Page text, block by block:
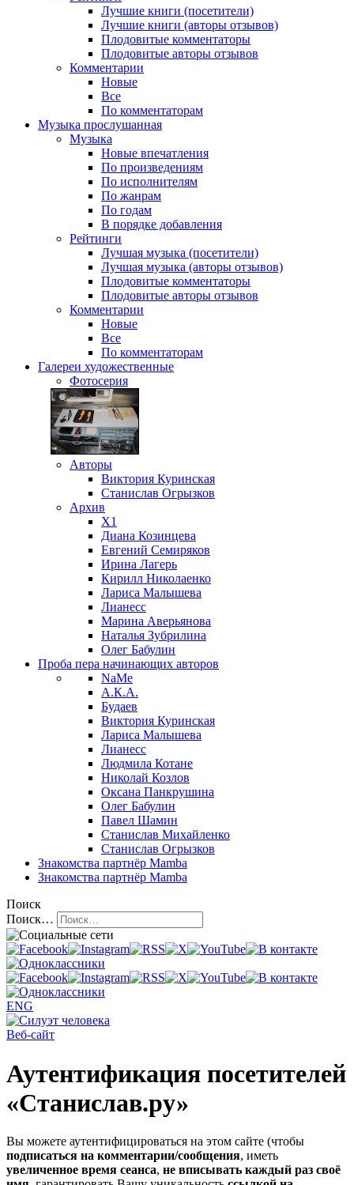
Лучшие книги (посетители)
Лучшие книги (авторы отзывов)
Плодовитые комментаторы
Плодовитые авторы отзывов
Комментарии
Новые
Все
По комментаторам
Музыка прослушанная
Музыка
Новые впечатления
По произведениям
По исполнителям
По жанрам
По годам
В порядке добавления
Рейтинги
Лучшая музыка (посетители)
Лучшая музыка (авторы отзывов)
Плодовитые комментаторы
Плодовитые авторы отзывов
Комментарии
Новые
Все
По комментаторам
Галереи художественные
Фотосерия
Авторы
Виктория Куринская
Станислав Огрызков
Архив
X1
Диана Козинцева
Евгений Семиряков
Ирина Лагерь
Кирилл Николаенко
Лариса Малышева
Лианесс
Марина Аверьянова
Наталья Зубрилина
Олег Бабулин
Проба пера начинающих авторов
NaMe
А.К.А.
Будаев
Виктория Куринская
Лариса Малышева
Лианесс
Людмила Котане
Николай Козлов
Оксана Панкрушина
Олег Бабулин
Павел Шамин
Станислав Михайленко
Станислав Огрызков
Знакомства партнёр Mamba
Знакомства партнёр Mamba
Поиск
Поиск…
ENG
Веб-сайт
Аутентификация посетителей
«Станислав.ру»
Вы можете аутентифицироваться на этом сайте (чтобы
подписаться на комментарии/сообщения, иметь
увеличенное время сеанса, не вписывать каждый раз своё